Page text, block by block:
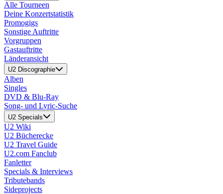
Alle Tourneen
Deine Konzertstatistik
Promogigs
Sonstige Auftritte
Vorgruppen
Gastauftritte
Länderansicht
U2 Discographie
Alben
Singles
DVD & Blu-Ray
Song- und Lyric-Suche
U2 Specials
U2 Wiki
U2 Bücherecke
U2 Travel Guide
U2.com Fanclub
Fanletter
Specials & Interviews
Tributebands
Sideprojects